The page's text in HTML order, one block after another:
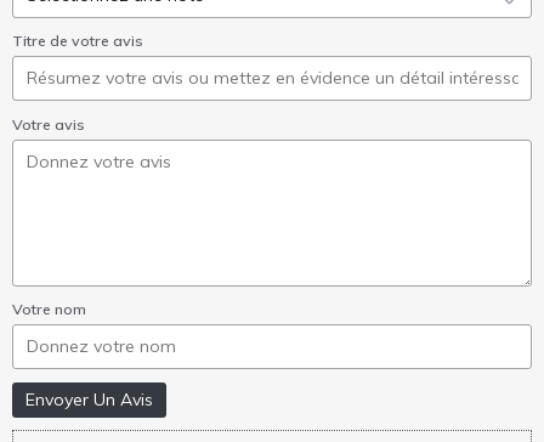
Titre de votre avis
Votre avis
Votre nom
Envoyer Un Avis